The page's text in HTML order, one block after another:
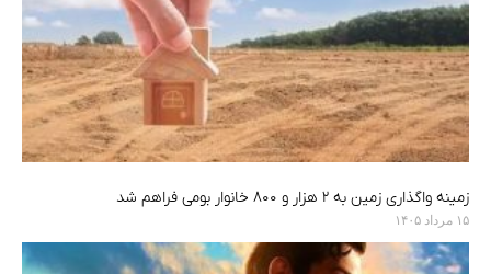
زمینه واگذاری زمین به ۲ هزار و ۸۰۰ خانوار بومی فراهم شد
۱۵ مرداد ۱۴۰۵